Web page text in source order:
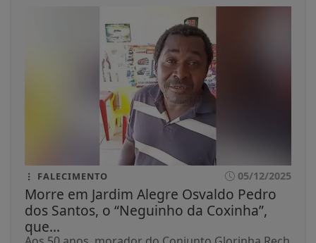
Motociclista fica ferida após colisão com
carro no Centro de Ivaiporã
Acidente aconteceu no cruzamento da Rua
Sertanópolis com a Avenida Brasil; vítima...
ACESSAR